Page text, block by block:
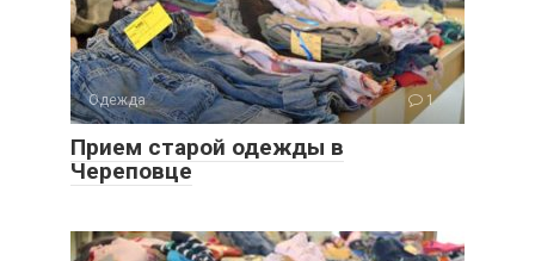
Одежда 1
Прием старой одежды в
Череповце